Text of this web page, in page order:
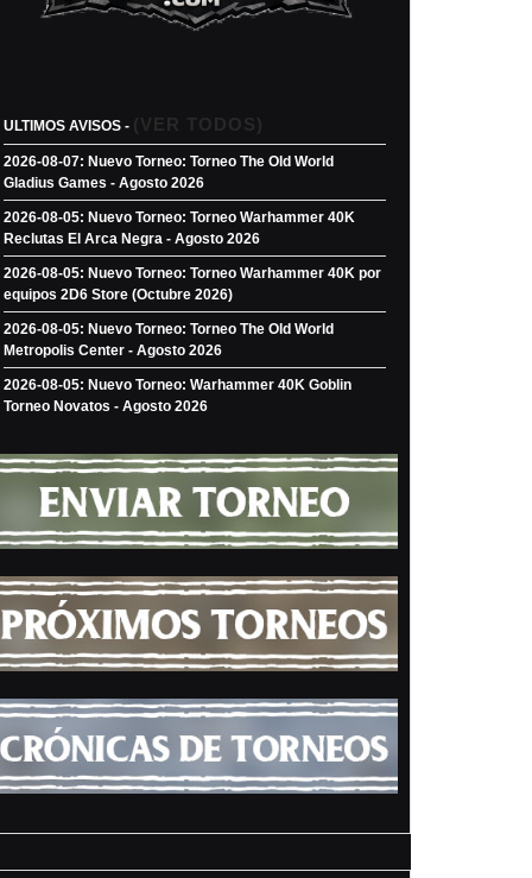
ULTIMOS AVISOS - (VER TODOS)
2026-08-07: Nuevo Torneo: Torneo The Old World
Gladius Games - Agosto 2026
2026-08-05: Nuevo Torneo: Torneo Warhammer 40K
Reclutas El Arca Negra - Agosto 2026
2026-08-05: Nuevo Torneo: Torneo Warhammer 40K por
equipos 2D6 Store (Octubre 2026)
2026-08-05: Nuevo Torneo: Torneo The Old World
Metropolis Center - Agosto 2026
2026-08-05: Nuevo Torneo: Warhammer 40K Goblin
Torneo Novatos - Agosto 2026